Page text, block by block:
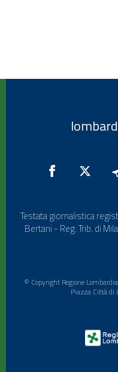
Testata giornalistica
Bertani - Reg. Trib. di
© Copyright Regione
Piazza Città